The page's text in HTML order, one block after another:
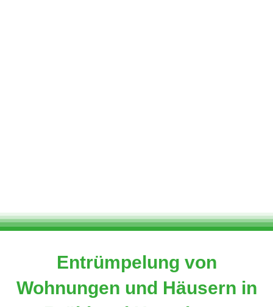
Entrümpelung von
Wohnungen und Häusern in